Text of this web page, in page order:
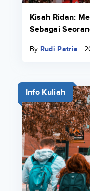
Kisah Ridan:
Sebagai
By Rudi Patria
Info Kuliah